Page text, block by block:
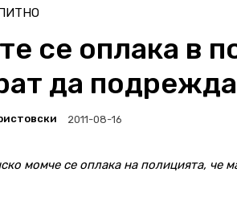
се оплака в
да подрежда
2011-08-16
момче се оплака на полицията, че